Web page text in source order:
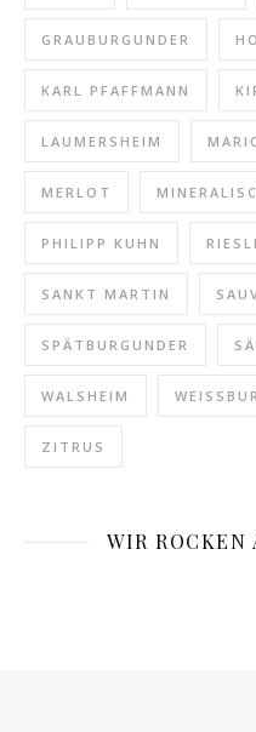
GRAUBURGUNDER
KARL PFAFFMANN
LAUMERSHEIM
MERLOT
PHILIPP KUHN
SANKT MARTIN
SPÄTBURGUNDER
WALSHEIM
ZITRUS
WIR ROCKEN